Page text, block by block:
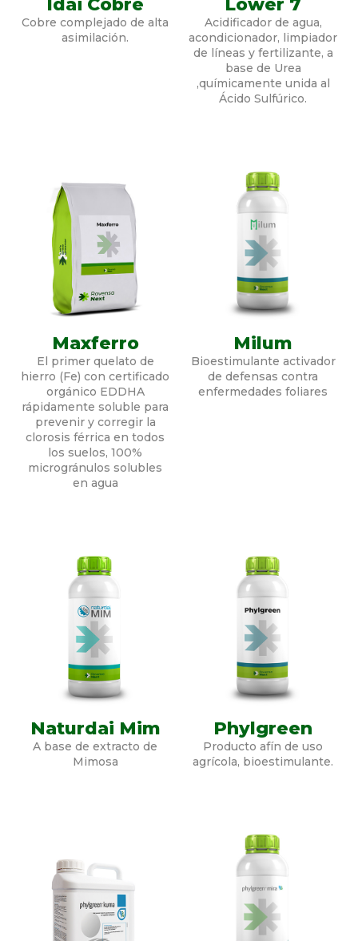
Cobre complejado de alta
asimilación.
Acidificador de agua,
acondicionador, limpiador
de líneas y fertilizante, a
base de Urea
,químicamente unida al
Ácido Sulfúrico.
Maxferro
El primer quelato de
hierro (Fe) con certificado
orgánico EDDHA
rápidamente soluble para
prevenir y corregir la
clorosis férrica en todos
los suelos, 100%
microgránulos solubles
en agua
Milum
Bioestimulante activador
de defensas contra
enfermedades foliares
Naturdai Mim
A base de extracto de
Mimosa
Phylgreen
Producto afín de uso
agrícola, bioestimulante.